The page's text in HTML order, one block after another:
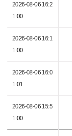
2026-08-06 16:2
1:00
2026-08-06 16:1
1:00
2026-08-06 16:0
1:01
2026-08-06 15:5
1:00